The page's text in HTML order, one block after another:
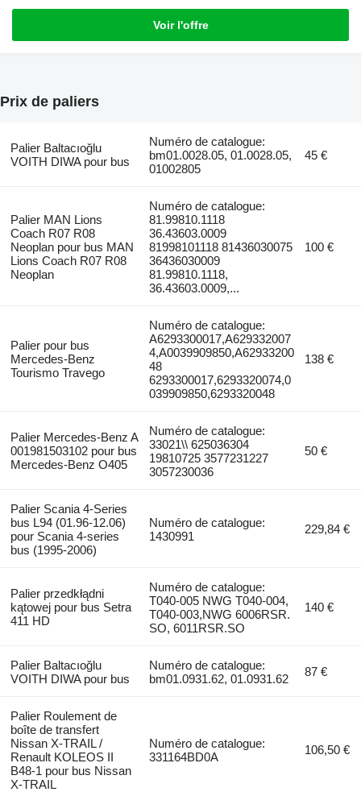
Voir l'offre
Prix de paliers
Palier Baltacıoğlu
VOITH DIWA pour bus
Numéro de catalogue:
bm01.0028.05, 01.0028.05,
01002805
45 €
Palier MAN Lions
Coach R07 R08
Neoplan pour bus MAN
Lions Coach R07 R08
Neoplan
Numéro de catalogue:
81.99810.1118
36.43603.0009
81998101118 81436030075
36436030009
81.99810.1118,
36.43603.0009,...
100 €
Palier pour bus
Mercedes-Benz
Tourismo Travego
Numéro de catalogue:
A6293300017,A629332007
4,A0039909850,A62933200
48
6293300017,6293320074,0
039909850,6293320048
138 €
Palier Mercedes-Benz A
001981503102 pour bus
Mercedes-Benz O405
Numéro de catalogue:
33021\\ 625036304
19810725 3577231227
3057230036
50 €
Palier Scania 4-Series
bus L94 (01.96-12.06)
pour Scania 4-series
bus (1995-2006)
Numéro de catalogue:
1430991
229,84 €
Palier przedkłądni
kątowej pour bus Setra
411 HD
Numéro de catalogue:
T040-005 NWG T040-004,
T040-003,NWG 6006RSR.
SO, 6011RSR.SO
140 €
Palier Baltacıoğlu
VOITH DIWA pour bus
Numéro de catalogue:
bm01.0931.62, 01.0931.62
87 €
Palier Roulement de
boîte de transfert
Nissan X-TRAIL /
Renault KOLEOS II
B48-1 pour bus Nissan
X-TRAIL
Numéro de catalogue:
331164BD0A
106,50 €